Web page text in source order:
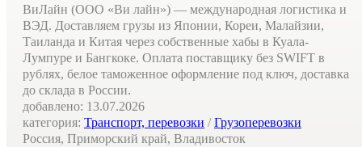
ВиЛайн (ООО «Ви лайн») — международная логистика и
ВЭД. Доставляем грузы из Японии, Кореи, Малайзии,
Таиланда и Китая через собственные хабы в Куала-
Лумпуре и Бангкоке. Оплата поставщику без SWIFT в
рублях, белое таможенное оформление под ключ, доставка
до склада в России.
добавлено: 13.07.2026
категория: Транспорт, перевозки /Грузоперевозки
Россия, Приморский край, Владивосток